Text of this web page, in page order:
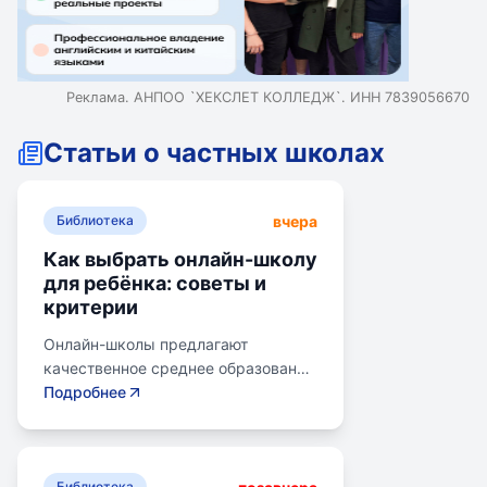
Реклама. АНПОО `ХЕКСЛЕТ КОЛЛЕДЖ`. ИНН 7839056670
Статьи о частных школах
Библиотека вчера
Как выбрать онлайн-школу
для ребёнка: советы и
критерии
Онлайн-школы предлагают
качественное среднее образование
без привязки к району. Важно
Подробнее